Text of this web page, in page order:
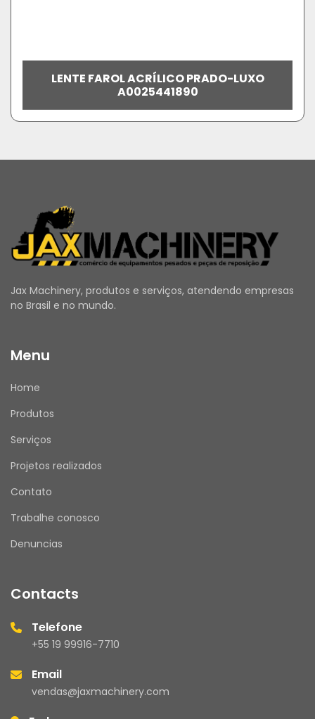
LENTE FAROL ACRÍLICO PRADO-LUXO
A0025441890
Jax Machinery, produtos e serviços, atendendo empresas
no Brasil e no mundo.
Menu
Home
Produtos
Serviços
Projetos realizados
Contato
Trabalhe conosco
Denuncias
Contacts
Telefone
+55 19 99916-7710
Email
vendas@jaxmachinery.com